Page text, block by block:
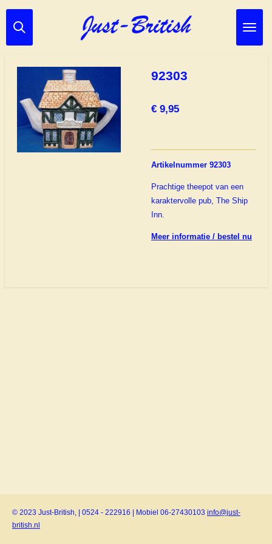
Ga
direct
hoofdinhoud
92303
€ 9,95
Artikelnummer 92303
Prachtige theepot van een
karaktervolle pub, The Ship
Inn.
Meer informatie / bestel nu
© 2023 Just-British, | 0524 - 222916 | Mobiel 06-27430103 info@just-
british.nl